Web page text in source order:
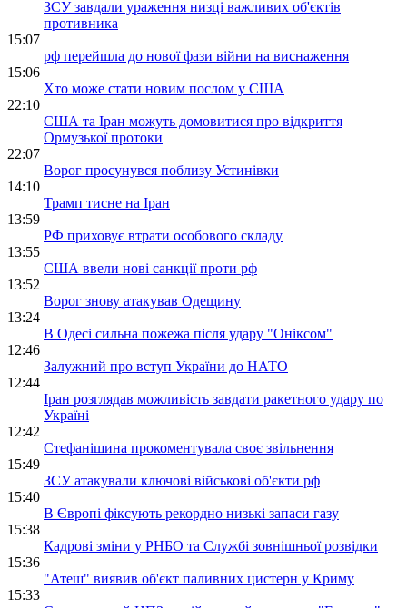
ЗСУ завдали ураження низці важливих об'єктів
противника
15:07
рф перейшла до нової фази війни на виснаження
15:06
Хто може стати новим послом у США
22:10
США та Іран можуть домовитися про відкриття
Ормузької протоки
22:07
Ворог просунувся поблизу Устинівки
14:10
Трамп тисне на Іран
13:59
РФ приховує втрати особового складу
13:55
США ввели нові санкції проти рф
13:52
Ворог знову атакував Одещину
13:24
В Одесі сильна пожежа після удару "Оніксом"
12:46
Залужний про вступ України до НАТО
12:44
Іран розглядав можливість завдати ракетного удару по
Україні
12:42
Стефанішина прокоментувала своє звільнення
15:49
ЗСУ атакували ключові військові об'єкти рф
15:40
В Європі фіксують рекордно низькі запаси газу
15:38
Кадрові зміни у РНБО та Службі зовнішньої розвідки
15:36
"Атеш" виявив об'єкт паливних цистерн у Криму
15:33